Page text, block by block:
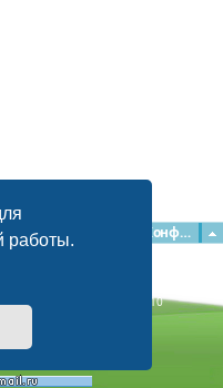
работы.
Конфиденциальность
Наша команда
МБ | GZIP: Off |
Queries: 10